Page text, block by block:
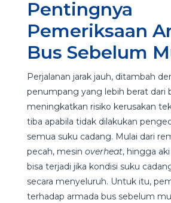
Pentingnya
Pemeriksaan
Bus Sebelum
Perjalanan jarak jauh, ditambah
penumpang yang lebih berat dari
meningkatkan risiko kerusakan
tiba apabila tidak dilakukan
semua suku cadang. Mulai dari
pecah, mesin overheat, hingga
bisa terjadi jika kondisi suku
secara menyeluruh. Untuk itu,
terhadap armada bus sebelum